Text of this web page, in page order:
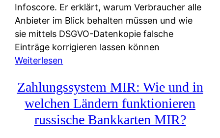
Infoscore. Er erklärt, warum Verbraucher alle
Anbieter im Blick behalten müssen und wie
sie mittels DSGVO-Datenkopie falsche
Einträge korrigieren lassen können
Weiterlesen
c
h
u
f
Zahlungssystem MIR: Wie und in
welchen Ländern funktionieren
russische Bankkarten MIR?